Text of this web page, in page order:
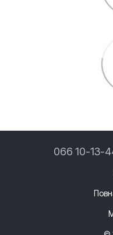
066 10-13-